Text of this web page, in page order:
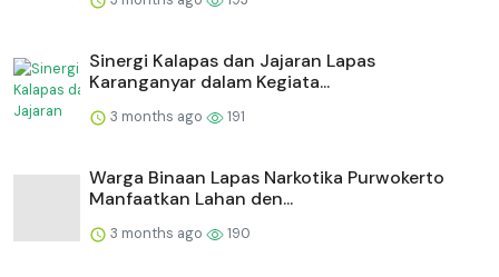
⁠Sinergi Kalapas dan Jajaran Lapas
Karanganyar dalam Kegiata...
3 months ago 191
Warga Binaan Lapas Narkotika Purwokerto
Manfaatkan Lahan den...
3 months ago 190